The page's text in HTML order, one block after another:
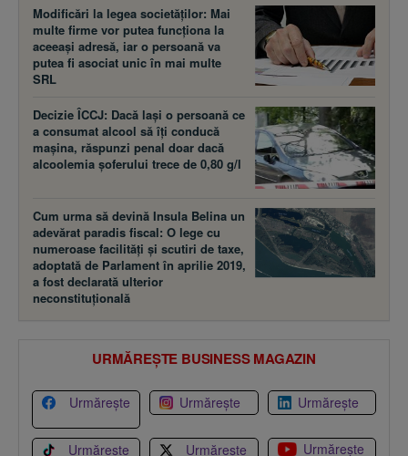
Modificări la legea societăţilor: Mai
multe firme vor putea funcţiona la
aceeaşi adresă, iar o persoană va
putea fi asociat unic în mai multe
SRL
Decizie ÎCCJ: Dacă laşi o persoană ce
a consumat alcool să îţi conducă
maşina, răspunzi penal doar dacă
alcoolemia şoferului trece de 0,80 g/l
Cum urma să devină Insula Belina un
adevărat paradis fiscal: O lege cu
numeroase facilităţi şi scutiri de taxe,
adoptată de Parlament în aprilie 2019,
a fost declarată ulterior
neconstituţională
URMĂREȘTE BUSINESS MAGAZIN
Urmărește Urmărește Urmărește
Urmărește Urmărește
Urmărește